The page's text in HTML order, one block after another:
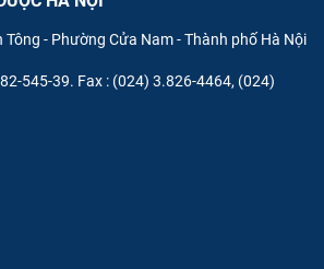
Tông - Phường Cửa Nam - Thành phố Hà Nội
545-39. Fax : (024) 3.826-4464, (024)